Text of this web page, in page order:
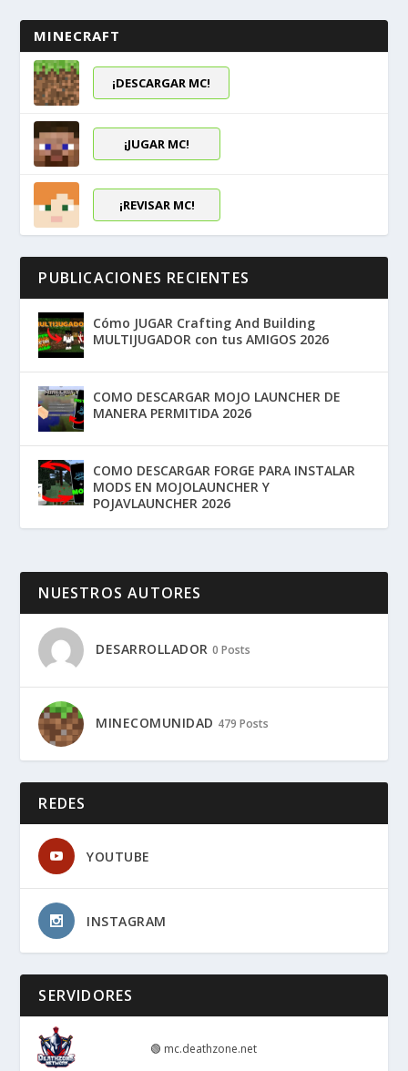
MINECRAFT
¡DESCARGAR MC!
¡JUGAR MC!
¡REVISAR MC!
PUBLICACIONES RECIENTES
Cómo JUGAR Crafting And Building
MULTIJUGADOR con tus AMIGOS 2026
COMO DESCARGAR MOJO LAUNCHER DE
MANERA PERMITIDA 2026
COMO DESCARGAR FORGE PARA INSTALAR
MODS EN MOJOLAUNCHER Y
POJAVLAUNCHER 2026
NUESTROS AUTORES
DESARROLLADOR 0 Posts
MINECOMUNIDAD 479 Posts
REDES
YOUTUBE
INSTAGRAM
SERVIDORES
🟢 mc.deathzone.net